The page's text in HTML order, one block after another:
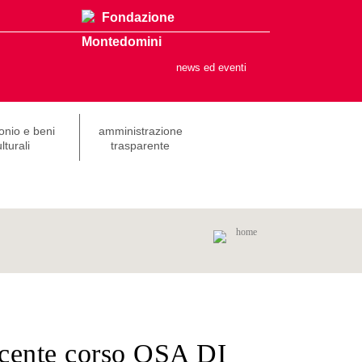
Fondazione
Montedomini
news ed eventi
e beni
amministrazione
trasparente
home
corso OSA DI